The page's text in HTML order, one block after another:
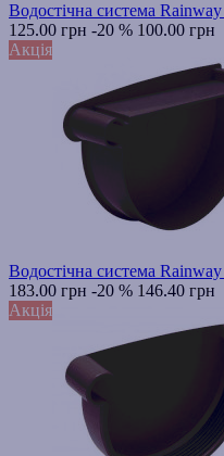
Водостічна система
125.00 грн -20 % 100.00 грн
Акція
Водостічна система
183.00 грн -20 % 146.40 грн
Акція